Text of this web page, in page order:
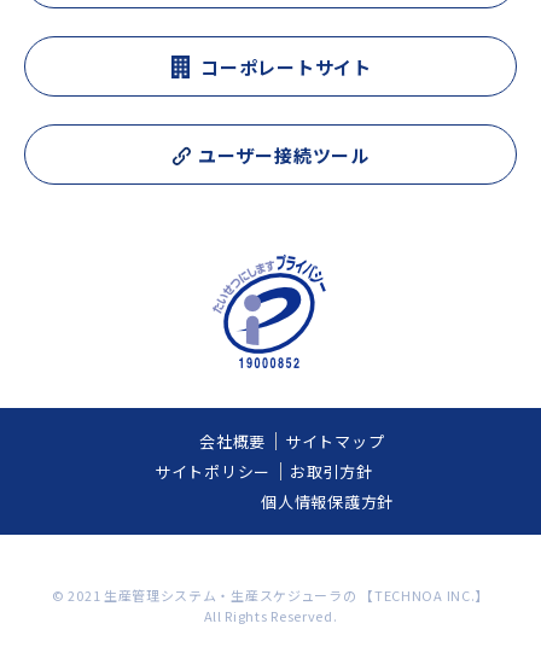
コーポレートサイト
ユーザー接続ツール
会社概要
サイトマップ
サイトポリシー
お取引方針
個人情報保護方針
© 2021 生産管理システム・生産スケジューラの 【TECHNOA INC.】
All Rights Reserved.